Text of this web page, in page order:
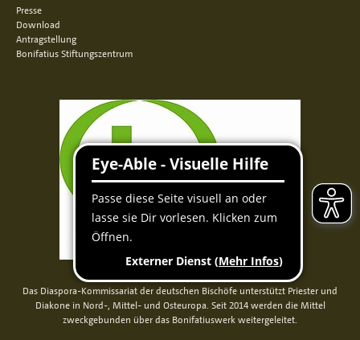
Presse
Download
Antragstellung
Bonifatius Stiftungszentrum
Das Diaspora-Kommissariat der deutschen Bischöfe unterstützt Priester und
Diakone in Nord-, Mittel- und Osteuropa. Seit 2014 werden die Mittel
zweckgebunden über das Bonifatiuswerk weitergeleitet.